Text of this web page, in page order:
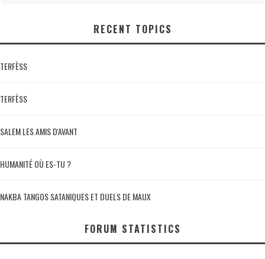
RECENT TOPICS
TERFÈSS
TERFÈSS
SALEM LES AMIS D'AVANT
HUMANITÉ OÙ ES-TU ?
NAKBA TANGOS SATANIQUES ET DUELS DE MAUX
FORUM STATISTICS